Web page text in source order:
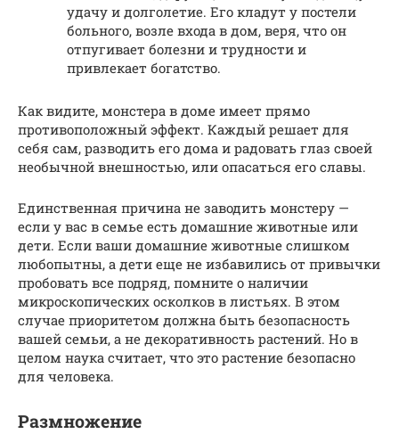
удачу и долголетие. Его кладут у постели
больного, возле входа в дом, веря, что он
отпугивает болезни и трудности и
привлекает богатство.
Как видите, монстера в доме имеет прямо
противоположный эффект. Каждый решает для
себя сам, разводить его дома и радовать глаз своей
необычной внешностью, или опасаться его славы.
Единственная причина не заводить монстеру —
если у вас в семье есть домашние животные или
дети. Если ваши домашние животные слишком
любопытны, а дети еще не избавились от привычки
пробовать все подряд, помните о наличии
микроскопических осколков в листьях. В этом
случае приоритетом должна быть безопасность
вашей семьи, а не декоративность растений. Но в
целом наука считает, что это растение безопасно
для человека.
Размножение